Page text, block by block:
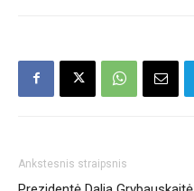
Ankstesnis straipsnis